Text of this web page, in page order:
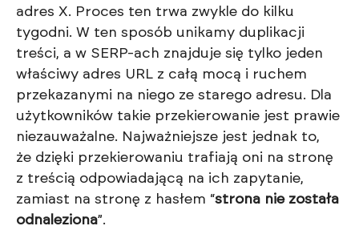
adres X. Proces ten trwa zwykle do kilku
tygodni. W ten sposób unikamy duplikacji
treści, a w SERP-ach znajduje się tylko jeden
właściwy adres URL z całą mocą i ruchem
przekazanymi na niego ze starego adresu. Dla
użytkowników takie przekierowanie jest prawie
niezauważalne. Najważniejsze jest jednak to,
że dzięki przekierowaniu trafiają oni na stronę
z treścią odpowiadającą na ich zapytanie,
zamiast na stronę z hasłem “strona nie została
odnaleziona”.